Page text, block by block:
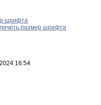
шрифта
размер шрифта
16:54